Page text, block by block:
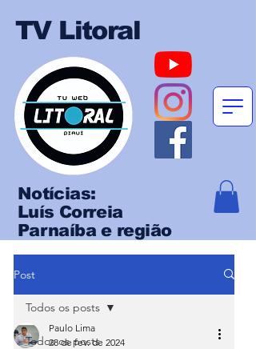
TV Litoral
Notícias:
Luís Correia
Parnaíba e região
Post
Todos os posts
Todos os posts
Paulo Lima
28 de fev. de 2024